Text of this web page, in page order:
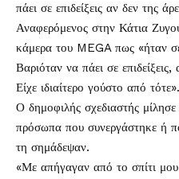
πάει σε επιδείξεις αν δεν της
Αναφερόμενος στην Κάτια
κάμερα του MEGA πως «ήταν σε
Βαριόταν να πάει σε
Είχε ιδιαίτερο γούστο από τότε».
Ο δημοφιλής σχεδιαστής
πρόσωπα που συνεργάστηκε ή
τη σημάδεψαν.
«Με απήγαγαν από το σπίτι